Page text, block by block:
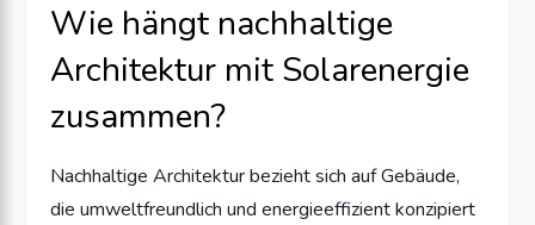
Wie hängt nachhaltige
Architektur mit Solarenergie
zusammen?
Nachhaltige Architektur bezieht sich auf Gebäude,
die umweltfreundlich und energieeffizient konzipiert